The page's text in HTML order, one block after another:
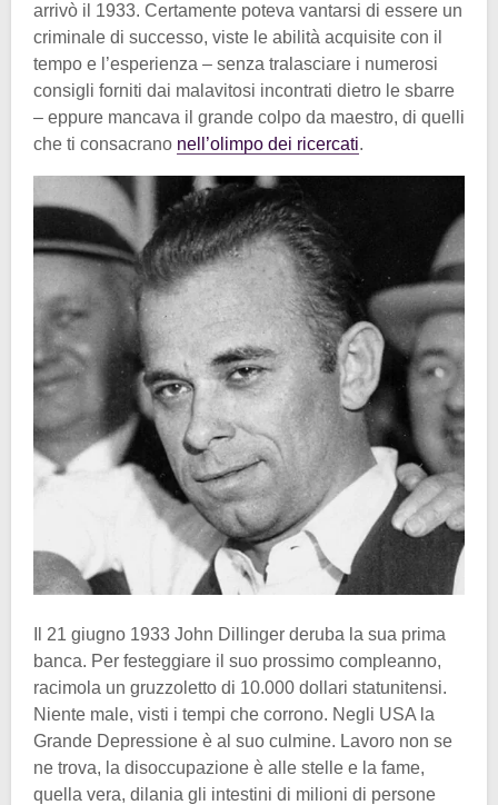
arrivò il 1933. Certamente poteva vantarsi di essere un
criminale di successo, viste le abilità acquisite con il
tempo e l’esperienza – senza tralasciare i numerosi
consigli forniti dai malavitosi incontrati dietro le sbarre
– eppure mancava il grande colpo da maestro, di quelli
che ti consacrano nell’olimpo dei ricercati.
Il 21 giugno 1933 John Dillinger deruba la sua prima
banca. Per festeggiare il suo prossimo compleanno,
racimola un gruzzoletto di 10.000 dollari statunitensi.
Niente male, visti i tempi che corrono. Negli USA la
Grande Depressione è al suo culmine. Lavoro non se
ne trova, la disoccupazione è alle stelle e la fame,
quella vera, dilania gli intestini di milioni di persone